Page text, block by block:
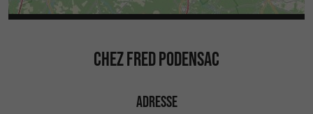
CHEZ FRED PODENSAC
ADRESSE